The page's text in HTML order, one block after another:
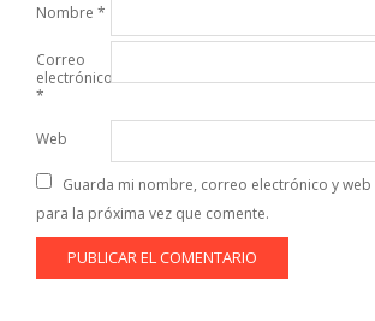
Nombre *
Correo
electrónico
*
Web
Guarda mi nombre, correo electrónico y
para la próxima vez que comente.